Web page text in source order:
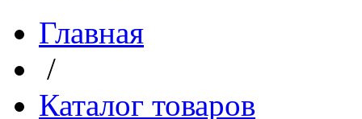
Главная
/
Каталог товаров